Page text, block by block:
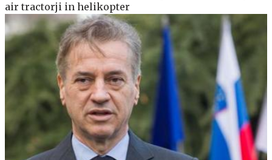
air tractorji in helikopter